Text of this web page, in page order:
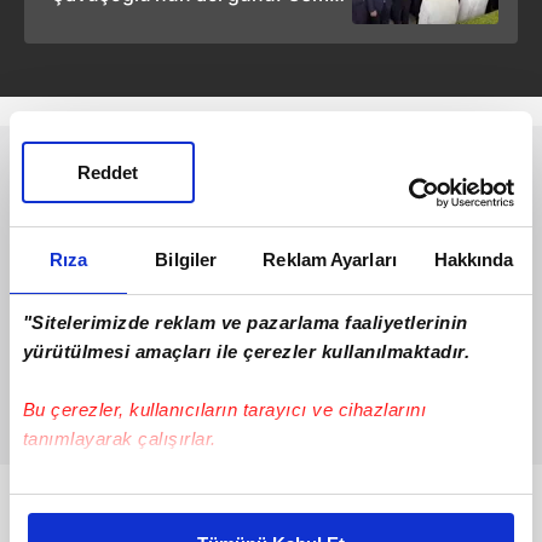
Rıza Bilgiler Reklam Ayarları Hakkında
"Sitelerimizde reklam ve pazarlama faaliyetlerinin
yürütülmesi amaçları ile çerezler kullanılmaktadır.
Bu çerezler, kullanıcıların tarayıcı ve cihazlarını
tanımlayarak çalışırlar.
Bu çerezlere izin vermeniz halinde sizlere özel
Reddet
uğurlandı!
Bunlar da Var